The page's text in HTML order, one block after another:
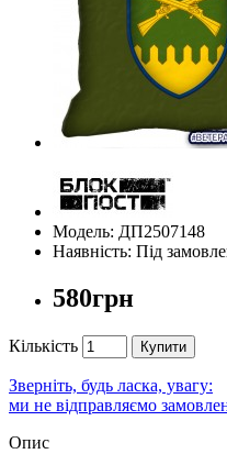
Модель: ДП2507148
Наявність: Під
580грн
Кількість Купити
Зверніть, будь ласка, увагу:
ми не відправляємо
Опис